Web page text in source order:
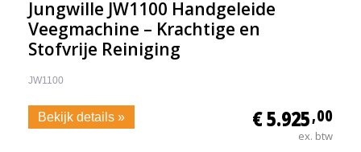
Jungwille JW1100 Handgeleide
Veegmachine – Krachtige en
Stofvrije Reiniging
JW1100
€ 5.925,00
ex. btw
Bekijk details »